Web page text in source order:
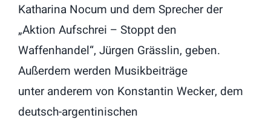
Katharina Nocum und dem Sprecher der
„Aktion Aufschrei – Stoppt den
Waffenhandel“, Jürgen Grässlin, geben.
Außerdem werden Musikbeiträge
unter anderem von Konstantin Wecker, dem
deutsch-argentinischen